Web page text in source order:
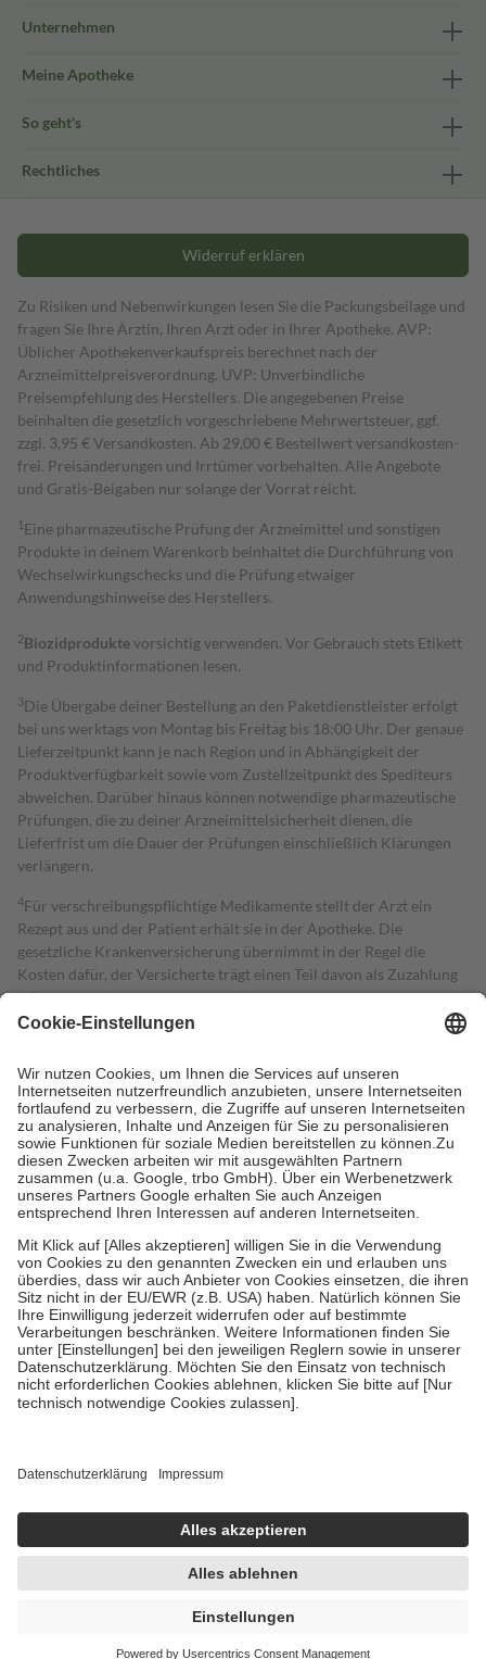
Unternehmen
Meine Apotheke
So geht's
Rechtliches
Widerruf erklären
Zu Risiken und Nebenwirkungen lesen Sie die Packungsbeilage und
fragen Sie Ihre Ärztin, Ihren Arzt oder in Ihrer Apotheke. AVP:
Üblicher Apothekenverkaufspreis berechnet nach der
Arzneimittelpreisverordnung. UVP: Unverbindliche
Preisempfehlung des Herstellers. Die angegebenen Preise
beinhalten die gesetzlich vorgeschriebene Mehrwertsteuer, ggf.
zzgl. 3,95 € Versandkosten. Ab 29,00 € Bestell­wert versand­kosten­
frei. Preisänderungen und Irrtümer vorbehalten. Alle Angebote
und Gratis-Beigaben nur solange der Vorrat reicht.
1 Eine pharmazeutische Prüfung der Arzneimittel und sonstigen
Produkte in deinem Warenkorb beinhaltet die Durchführung von
Wechselwirkungschecks und die Prüfung etwaiger
Anwendungshinweise des Herstellers.
2Biozidproduktevorsichtig verwenden. Vor Gebrauch stets Etikett
und Produktinformationen lesen.
3Die Übergabe deiner Bestellung an den Paketdienstleister erfolgt
bei uns werktags von Montag bis Freitag bis 18:00 Uhr. Der genaue
Lieferzeitpunkt kann je nach Region und in Abhängigkeit der
Produktverfügbarkeit sowie vom Zustellzeitpunkt des Spediteurs
abweichen. Darüber hinaus können notwendige pharmazeutische
Prüfungen, die zu deiner Arzneimittelsicherheit dienen, die
Lieferfrist um die Dauer der Prüfungen einschließlich Klärungen
verlängern.
4Für verschreibungspflichtige Medikamente stellt der Arzt ein
Rezept aus und der Patient erhält sie in der Apotheke. Die
gesetzliche Krankenversicherung übernimmt in der Regel die
Kosten dafür, der Versicherte trägt einen Teil davon als Zuzahlung
mit.
Grundsätzlich leisten Mitglieder Zuzahlungen in Höhe von zehn
höchstens zehn Euro.
Es sind jedoch nie mehr als die tatsächlichen
Kosten der Leistung zu entrichten.
Diese Regeln gelten grundsätzlich auch für Online-Apotheken.
Bei Heilmitteln und häuslicher Krankenpflege beträgt die
Zuzahlung zehn Prozent der Kosten sowie zehn Euro je
Verordnung.
Um das Engagement der Versicherten für ihre eigene Gesundheit zu
stärken und die besondere Stellung der Familie zu unterstützen,
fallenkeine Zuzahlungenan bei:
• Kindern und Jugendlichen bis zum vollendeten 18. Lebensjahr
mit Ausnahme der Fahrkosten
• Untersuchungen zur Vorsorge und Früherkennung, die von der
GKV getragen werden
• empfohlenen Schutzimpfungen
• Harn- und Blutteststreifen
getroffen, um sicherzustellen, dass es sich um echte Bewertungen
https://help.etrusted.com/hc/de/articles/4419944605341
Einige Bilder und Inhalte wurden unter Zuhilfenahme künstlicher